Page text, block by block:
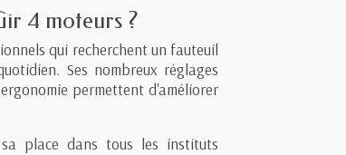
4 moteurs ?
qui recherchent un fauteuil
Ses nombreux réglages
permettent d'améliorer
place dans tous les instituts